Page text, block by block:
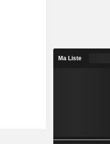
Ma Liste